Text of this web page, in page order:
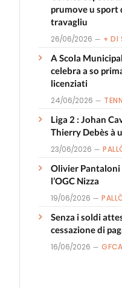
prumove u sport
travagliu
26/06/2026 + DI
A Scola
celebra a so
licenziati
24/06/2026
Liga 2 : Johan
Thierry Debès à
23/06/2026
Olivier
l’OGC Nizza
19/06/2026
Senza i soldi
cessazione di
16/06/2026